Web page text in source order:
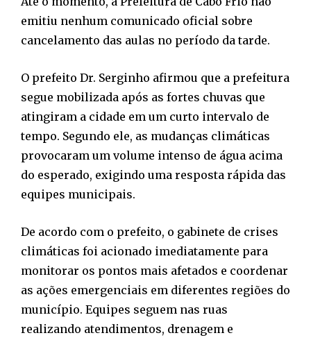
emitiu nenhum comunicado oficial sobre
cancelamento das aulas no período da tarde.
O prefeito Dr. Serginho afirmou que a prefeitura
segue mobilizada após as fortes chuvas que
atingiram a cidade em um curto intervalo de
tempo. Segundo ele, as mudanças climáticas
provocaram um volume intenso de água acima
do esperado, exigindo uma resposta rápida das
equipes municipais.
De acordo com o prefeito, o gabinete de crises
climáticas foi acionado imediatamente para
monitorar os pontos mais afetados e coordenar
as ações emergenciais em diferentes regiões do
município. Equipes seguem nas ruas
realizando atendimentos, drenagem e